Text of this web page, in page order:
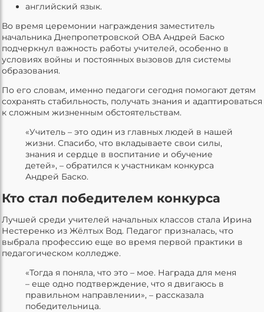
английский язык.
Во время церемонии награждения заместитель
начальника Днепропетровской ОВА Андрей Баско
подчеркнул важность работы учителей, особенно в
условиях войны и постоянных вызовов для системы
образования.
По его словам, именно педагоги сегодня помогают детям
сохранять стабильность, получать знания и адаптироваться
к сложным жизненным обстоятельствам.
«Учитель – это один из главных людей в нашей
жизни. Спасибо, что вкладываете свои силы,
знания и сердце в воспитание и обучение
детей», – обратился к участникам конкурса
Андрей Баско.
Кто стал победителем конкурса
Лучшей среди учителей начальных классов стала Ирина
Нестеренко из Жёлтых Вод. Педагог призналась, что
выбрала профессию еще во время первой практики в
педагогическом колледже.
«Тогда я поняла, что это – мое. Награда для меня
– еще одно подтверждение, что я двигаюсь в
правильном направлении», – рассказала
победительница.